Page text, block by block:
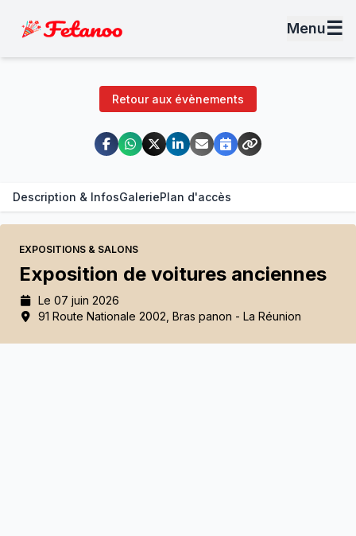
Menu☰
Retour aux évènements
Description & InfosGaleriePlan d'accès
EXPOSITIONS & SALONS
Exposition de voitures anciennes
Le 07 juin 2026
91 Route Nationale 2002, Bras panon - La Réunion